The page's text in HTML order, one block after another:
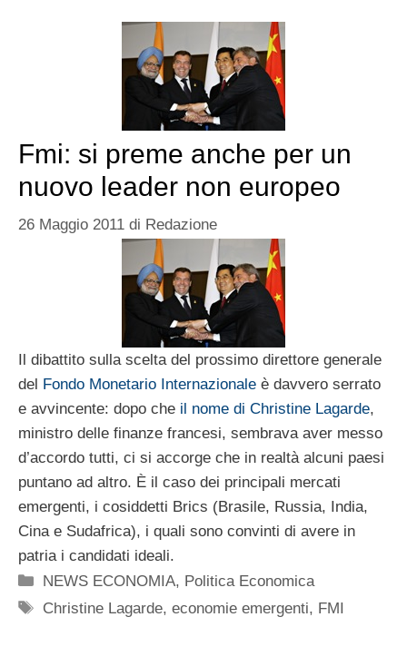
Fmi: si preme anche per un
nuovo leader non europeo
26 Maggio 2011 di Redazione
Il dibattito sulla scelta del prossimo direttore generale
del Fondo Monetario Internazionale è davvero serrato
e avvincente: dopo che il nome di Christine Lagarde,
ministro delle finanze francesi, sembrava aver messo
d’accordo tutti, ci si accorge che in realtà alcuni paesi
puntano ad altro. È il caso dei principali mercati
emergenti, i cosiddetti Brics (Brasile, Russia, India,
Cina e Sudafrica), i quali sono convinti di avere in
patria i candidati ideali.
Categorie
NEWS ECONOMIA, Politica Economica
Tag
Christine Lagarde,economie emergenti, FMI